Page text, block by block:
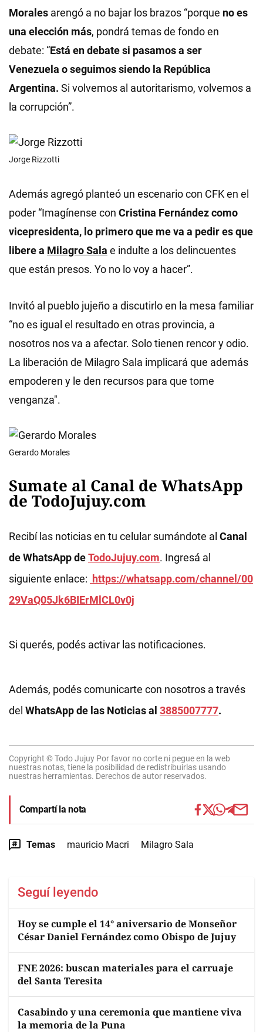
Morales arengó a no bajar los brazos “porque no es
una elección más, pondrá temas de fondo en
debate: “Está en debate si pasamos a ser
Venezuela o seguimos siendo la República
Argentina. Si volvemos al autoritarismo, volvemos a
la corrupción”.
Jorge Rizzotti
Además agregó planteó un escenario con CFK en el
poder “Imagínense con Cristina Fernández como
vicepresidenta, lo primero que me va a pedir es que
libere a Milagro Sala e indulte a los delincuentes
que están presos. Yo no lo voy a hacer”.
Invitó al pueblo jujeño a discutirlo en la mesa familiar
“no es igual el resultado en otras provincia, a
nosotros nos va a afectar. Solo tienen rencor y odio.
La liberación de Milagro Sala implicará que además
empoderen y le den recursos para que tome
venganza".
Gerardo Morales
Sumate al Canal de WhatsApp
de TodoJujuy.com
Recibí las noticias en tu celular sumándote al Canal
de WhatsApp deTodoJujuy.com. Ingresá al
siguiente enlace: https://whatsapp.com/channel/00
29VaQ05Jk6BIErMlCL0v0j
Si querés, podés activar las notificaciones.
Además, podés comunicarte con nosotros a través
del WhatsApp de las Noticias al 3885007777.
Copyright © Todo Jujuy Por favor no corte ni pegue en la web
nuestras notas, tiene la posibilidad de redistribuirlas usando
nuestras herramientas. Derechos de autor reservados.
Compartí la nota
Temas mauricio Macri Milagro Sala
Seguí leyendo
Hoy se cumple el 14° aniversario de Monseñor
César Daniel Fernández como Obispo de Jujuy
FNE 2026: buscan materiales para el carruaje
del Santa Teresita
Casabindo y una ceremonia que mantiene viva
la memoria de la Puna